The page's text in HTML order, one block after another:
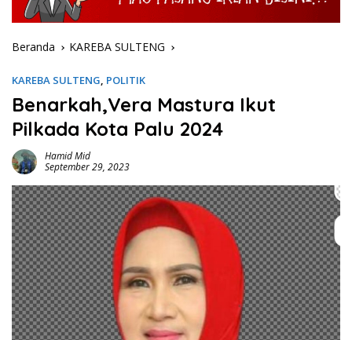
Beranda KAREBA SULTENG
KAREBA SULTENG, POLITIK
Benarkah,Vera Mastura Ikut
Pilkada Kota Palu 2024
Hamid Mid
September 29, 2023